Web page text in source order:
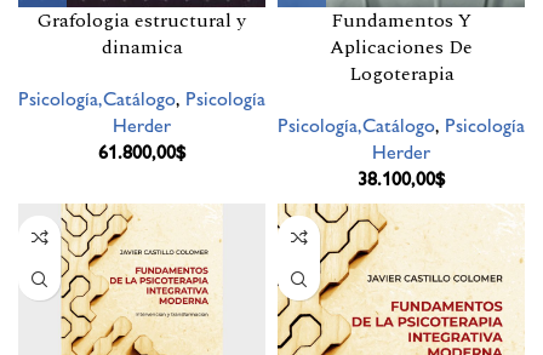
Grafologia estructural y
dinamica
Psicología,Catálogo, Psicología
Herder
61.800,00$
Fundamentos Y
Aplicaciones De
Logoterapia
Psicología,Catálogo, Psicología
Herder
38.100,00$